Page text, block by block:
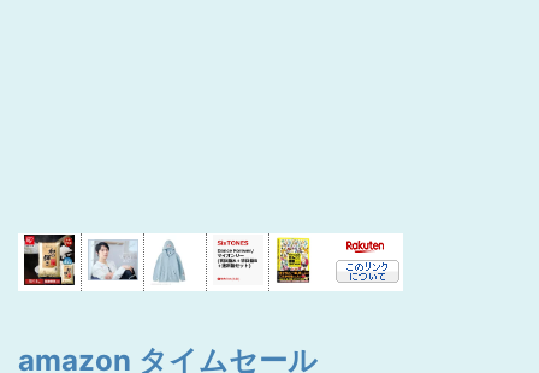
amazon タイムセール